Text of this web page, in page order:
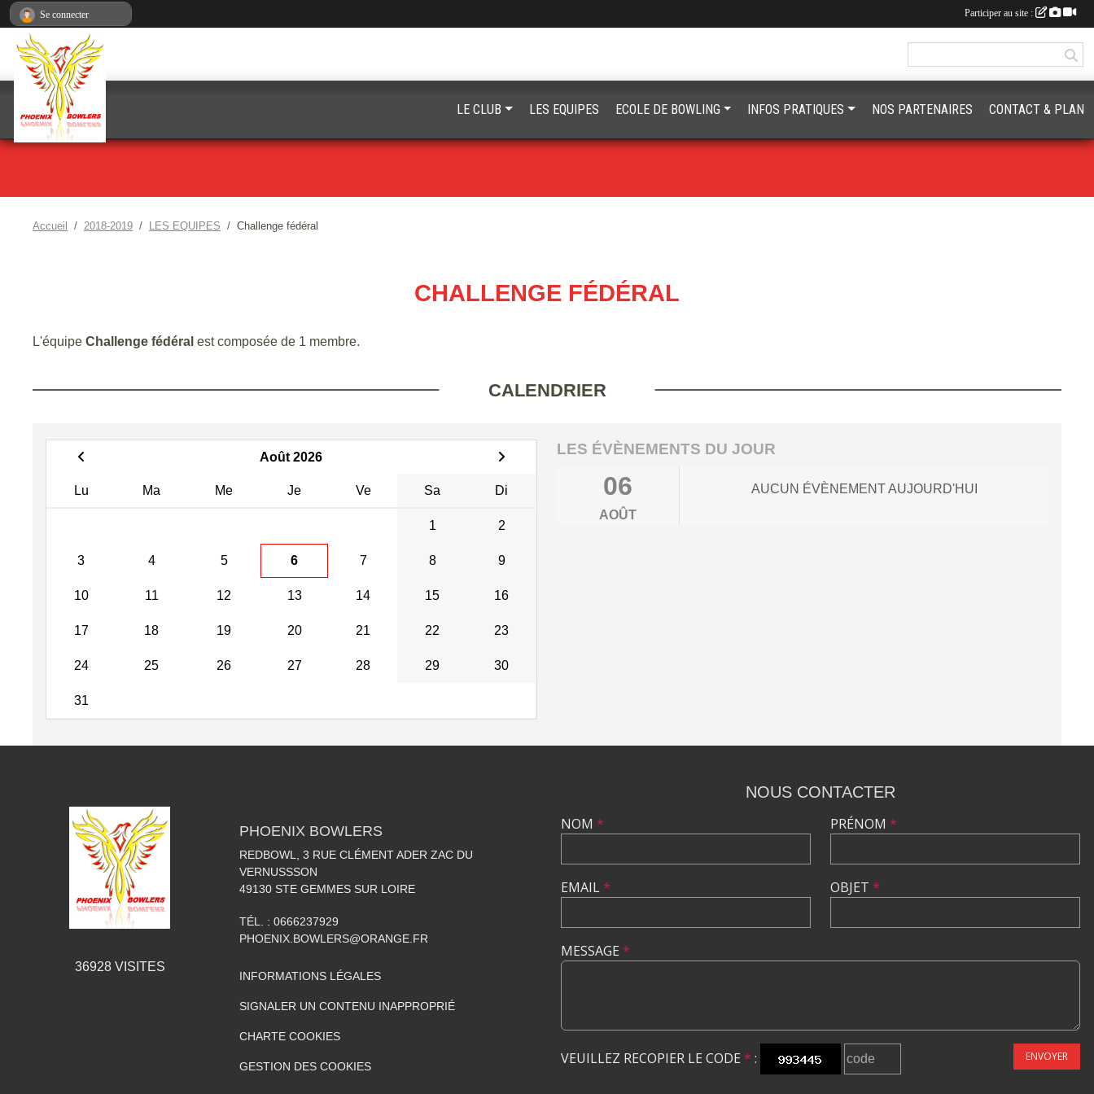
Accueil 2018-2019 LES EQUIPES Challenge fédéral
CHALLENGE FÉDÉRAL
L'équipe Challenge fédéral est composée de 1 membre.
CALENDRIER
Août 2026
Lu Ma Me Je Ve Sa Di
1 2
3 4 5 6 7 8 9
10 11 12 13 14 15 16
17 18 19 20 21 22 23
24 25 26 27 28 29 30
31
LES ÉVÈNEMENTS DU JOUR
06
AOÛT
AUCUN ÉVÈNEMENT AUJOURD'HUI
LE CLUB LES EQUIPES ECOLE DE BOWLING INFOS PRATIQUES NOS PARTENAIRES CONTACT & PLAN
36928VISITES
PHOENIX BOWLERS
REDBOWL, 3 RUE CLÉMENT ADER ZAC DU
VERNUSSSON
49130 STE GEMMES SUR LOIRE
TÉL. : 0666237929
PHOENIX.BOWLERS@ORANGE.FR
INFORMATIONS LÉGALES
SIGNALER UN CONTENU INAPPROPRIÉ
CHARTE COOKIES
GESTION DES COOKIES
NOUS CONTACTER
NOM *
EMAIL*
PRÉNOM *
OBJET *
MESSAGE *
VEUILLEZ RECOPIER LE CODE * : ENVOYER
Se connecter Participer au site :
Panneau de gestion des cookies